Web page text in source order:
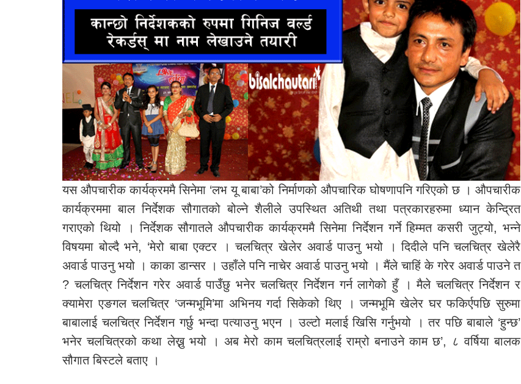
यस औपचारीक कार्यक्रममै सिनेमा ‘लभ यू बाबा’को निर्माणको औपचारिक घोषणापनि गरिएको छ । औपचारीक
कार्यक्रममा बाल निर्देशक सौगातको बोल्ने शैलीले उपस्थित अतिथी तथा पत्रकारहरुमा ध्यान केन्द्रित
गराएको थियो । निर्देशक सौगातले औपचारीक कार्यक्रममै सिनेमा निर्देशन गर्ने हिम्मत कसरी जुट्यो, भन्ने
विषयमा बोल्दै भने, ‘मेरो बाबा एक्टर । चलचित्र खेलेर अवार्ड पाउनु भयो । दिदीले पनि चलचित्र खेलेरै
अवार्ड पाउनु भयो । काका डान्सर । उहाँले पनि नाचेर अवार्ड पाउनु भयो । मैंले चाहिं के गरेर अवार्ड पाउने त
? चलचित्र निर्देशन गरेर अवार्ड पाउँछु भनेर चलचित्र निर्देशन गर्न लागेको हुँ । मैले चलचित्र निर्देशन र
क्यामेरा एङगल चलचित्र ‘जन्मभूमि’मा अभिनय गर्दा सिकेको थिए । जन्मभूमि खेलेर घर फकिर्एपछि सुरुमा
बाबालाई चलचित्र निर्देशन गर्छु भन्दा पत्याउनु भएन । उल्टो मलाई खिसि गर्नुभयो । तर पछि बाबाले ‘हुन्छ’
भनेर चलचित्रको कथा लेख्नु भयो । अब मेरो काम चलचित्रलाई राम्रो बनाउने काम छ’, ८ वर्षिया बालक
सौगात बिस्टले बताए ।